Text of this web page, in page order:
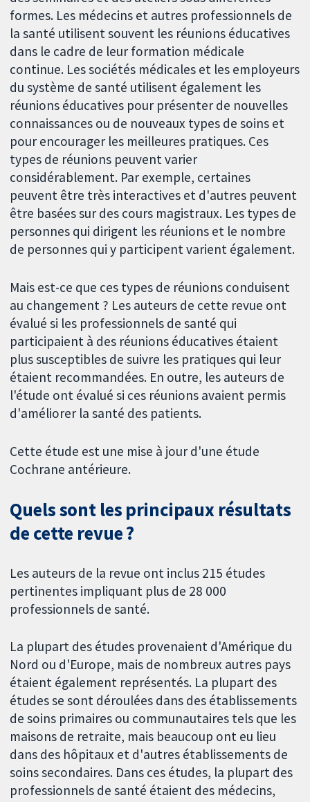
formes. Les médecins et autres professionnels de
la santé utilisent souvent les réunions éducatives
dans le cadre de leur formation médicale
continue. Les sociétés médicales et les employeurs
du système de santé utilisent également les
réunions éducatives pour présenter de nouvelles
connaissances ou de nouveaux types de soins et
pour encourager les meilleures pratiques. Ces
types de réunions peuvent varier
considérablement. Par exemple, certaines
peuvent être très interactives et d'autres peuvent
être basées sur des cours magistraux. Les types de
personnes qui dirigent les réunions et le nombre
de personnes qui y participent varient également.
Mais est-ce que ces types de réunions conduisent
au changement ? Les auteurs de cette revue ont
évalué si les professionnels de santé qui
participaient à des réunions éducatives étaient
plus susceptibles de suivre les pratiques qui leur
étaient recommandées. En outre, les auteurs de
l'étude ont évalué si ces réunions avaient permis
d'améliorer la santé des patients.
Cette étude est une mise à jour d'une étude
Cochrane antérieure.
Quels sont les principaux résultats
de cette revue ?
Les auteurs de la revue ont inclus 215 études
pertinentes impliquant plus de 28 000
professionnels de santé.
La plupart des études provenaient d'Amérique du
Nord ou d'Europe, mais de nombreux autres pays
étaient également représentés. La plupart des
études se sont déroulées dans des établissements
de soins primaires ou communautaires tels que les
maisons de retraite, mais beaucoup ont eu lieu
dans des hôpitaux et d'autres établissements de
soins secondaires. Dans ces études, la plupart des
professionnels de santé étaient des médecins,